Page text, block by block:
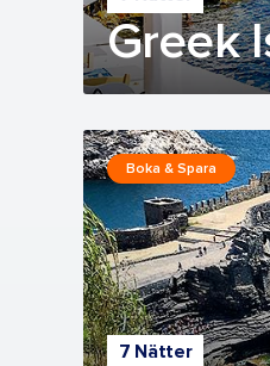
Greek
7 Nätter
Boka & Spara